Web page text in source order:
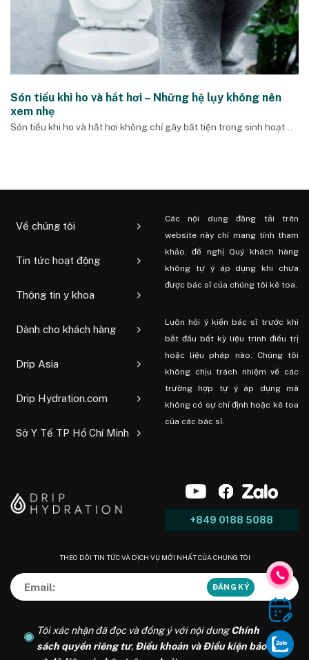
Són tiểu khi ho và hắt hơi – Những hệ lụy không nên
xem nhẹ
Són tiểu khi ho và hắt hơi không chỉ gây bất tiện trong sinh hoạt...
Về chúng tôi
Tin tức hoạt động
Thông tin y khoa
Dành cho khách hàng
Drip Asia
Drip Hydration.com
Sở Y Tế TP Hồ Chí Minh
Các nội dung đăng tải trên
website này chỉ mang tính tham
khảo, đề nghị Quý khách hàng
không tự ý áp dụng khi chưa
được bác sĩ của chúng tôi kê toa.
Luôn hỏi ý kiến ​​bác sĩ trước khi
bắt đầu bất kỳ liệu trình điều trị
hoặc liệu pháp nào. Chúng tôi
không chịu trách nhiệm về các
trường hợp tự ý áp dụng mà
không có sự chỉ định hoặc kê toa
của các bác sĩ.
+849 0188 5088
THEO DÕI TIN TỨC VÀ DỊCH VỤ MỚI NHẤT CỦA CHÚNG TÔI
Tôi xác nhận đã đọc và đồng ý với nội dungChính
sách quyền riêng tư, Điều khoản và Điều kiện bảo